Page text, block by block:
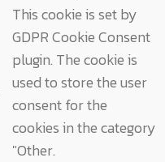
This cookie is set by
GDPR Cookie Consent
plugin. The cookie is
used to store the user
consent for the
cookies in the category
"Other.